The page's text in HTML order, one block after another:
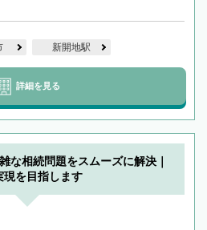
新開地駅
詳細を見る
な相続問題をスムーズに解決｜
現を目指します